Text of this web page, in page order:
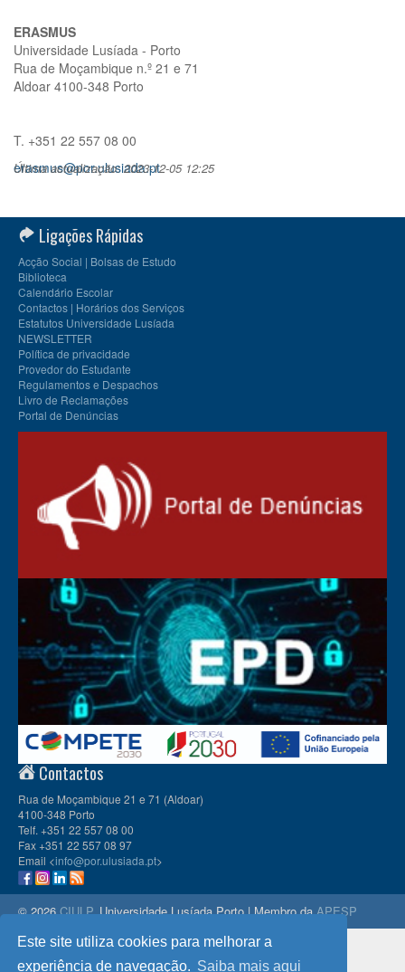
Este site utiliza cookies para melhorar a
experiência de navegação. Saiba mais aqui
ERASMUS
Universidade Lusíada - Porto
Rua de Moçambique n.º 21 e 71
Aldoar 4100-348 Porto
T. +351 22 557 08 00
erasmus@por.ulusiada.pt
Última actualização: 2023-12-05 12:25
Ligações Rápidas
Acção Social | Bolsas de Estudo
Biblioteca
Calendário Escolar
Contactos | Horários dos Serviços
Estatutos Universidade Lusíada
NEWSLETTER
Política de privacidade
Provedor do Estudante
Regulamentos e Despachos
Livro de Reclamações
Portal de Denúncias
Contactos
Rua de Moçambique 21 e 71 (Aldoar)
4100-348 Porto
Telf. +351 22 557 08 00
Fax +351 22 557 08 97
Email <info@por.ulusiada.pt>
© 2026CIULP, Universidade Lusíada Porto | Membro daAPESP